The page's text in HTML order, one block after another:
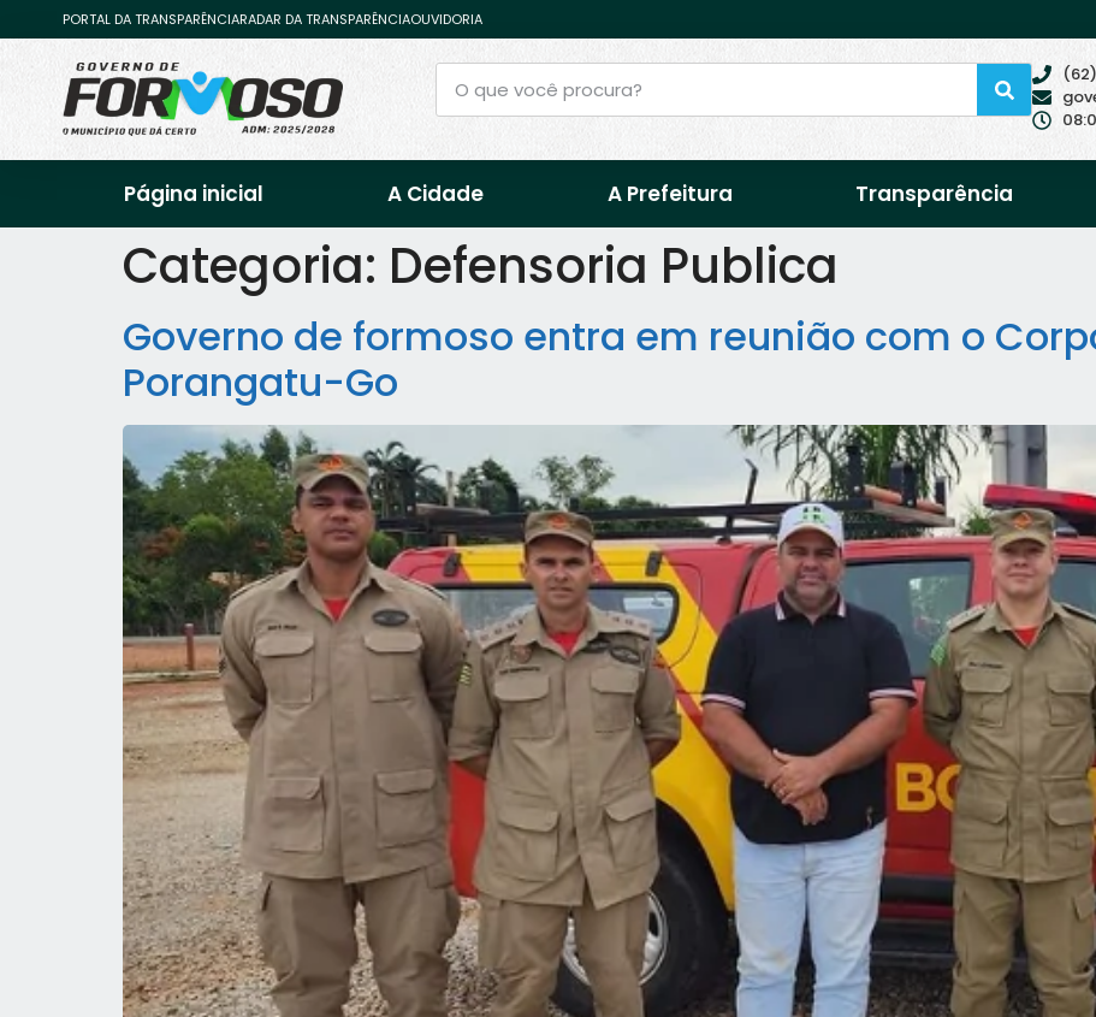
PORTAL DA TRANSPARÊNCIARADAR DA TRANSPARÊNCIAOUVIDORIA
Página inicial A Cidade A Prefeitura Transparência
Categoria: Defensoria Publica
Governo de formoso entra em reunião com o
Porangatu-Go